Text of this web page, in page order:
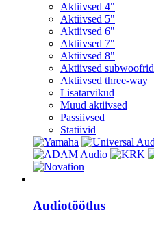
Aktiivsed 4"
Aktiivsed 5"
Aktiivsed 6"
Aktiivsed 7"
Aktiivsed 8"
Aktiivsed subwoofrid
Aktiivsed three-way
Lisatarvikud
Muud aktiivsed
Passiivsed
Statiivid
Audiotöötlus